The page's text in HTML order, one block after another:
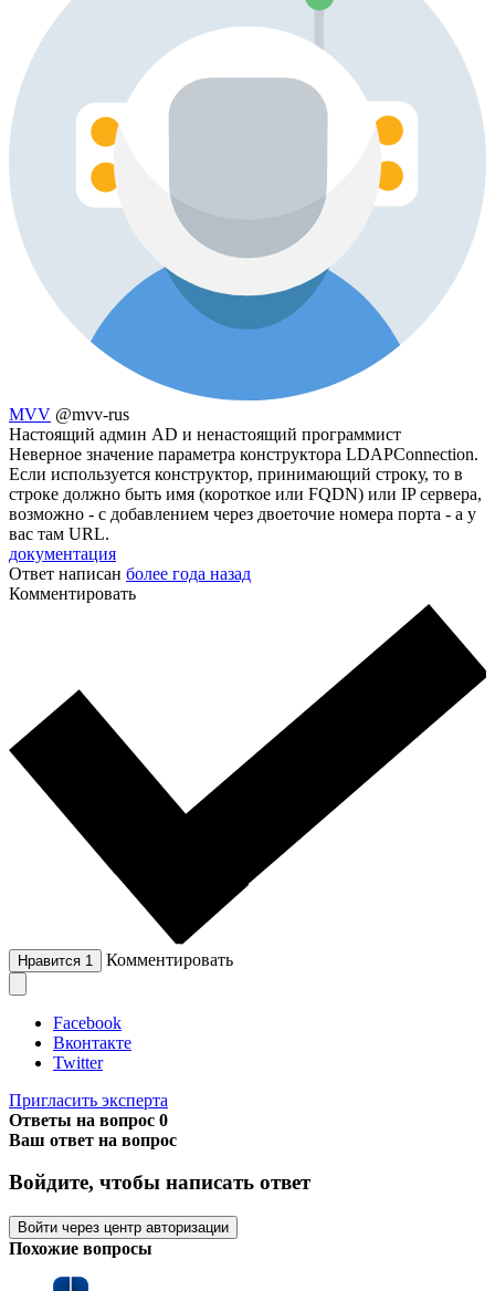
MVV @mvv-rus
Настоящий админ AD и ненастоящий программист
Неверное значение параметра конструктора LDAPConnection.
Если используется конструктор, принимающий строку, то в
строке должно быть имя (короткое или FQDN) или IP сервера,
возможно - с добавлением через двоеточие номера порта - а у
вас там URL.
документация
Ответ написан более года назад
Комментировать
Нравится 1 Комментировать
Facebook
Вконтакте
Twitter
Пригласить эксперта
Ответы на вопрос 0
Ваш ответ на вопрос
Войдите, чтобы написать ответ
Войти через центр авторизации
Похожие вопросы